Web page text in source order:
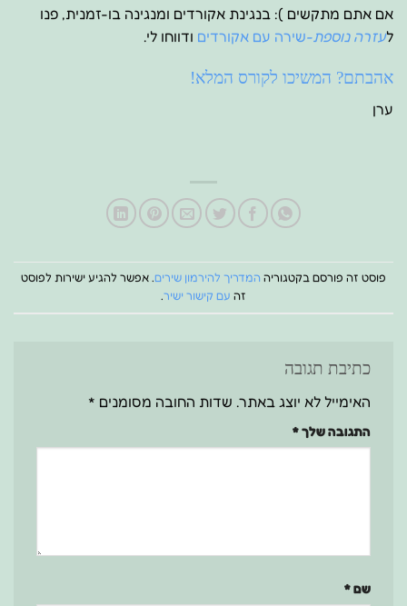
אם אתם מתקשים ): בנגינת אקורדים ומנגינה בו-זמנית, פנו
לעזרה נוספת-שירה עם אקורדים ודווחו לי.
אהבתם? המשיכו לקורס המלא!
ערן
פוסט זה פורסם בקטגוריה המדריך להירמון שירים. אפשר להגיע ישירות לפוסט
זה עם קישור ישיר.
כתיבת תגובה
האימייל לא יוצג באתר. שדות החובה מסומנים *
התגובה שלך*
שם*